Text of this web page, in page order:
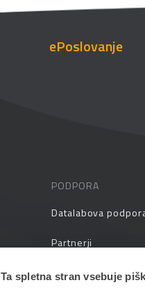
Ta spletna stran vsebuje
ePoslovanje
PODPORA
Datalabova
Partnerji
FAQ – pogosta